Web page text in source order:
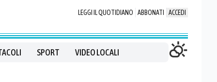
LEGGI IL QUOTIDIANO ABBONATI ACCEDI
SPORT VIDEO LOCALI